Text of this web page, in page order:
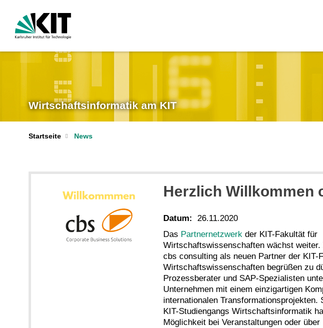
Wirtschaftsinformatik am KIT
Startseite News
Herzlich Willkommen
Datum:
26.11.2020
Das Partnernetzwerk der KIT-Fakultät für
Wirtschaftswissenschaften wächst weiter.
cbs consulting als neuen Partner der KIT-
Wirtschaftswissenschaften begrüßen zu
Prozessberater und SAP-Spezialisten
Unternehmen mit einem einzigartigen
internationalen Transformationsprojekten.
KIT-Studiengangs Wirtschaftsinformatik
Möglichkeit bei Veranstaltungen oder über